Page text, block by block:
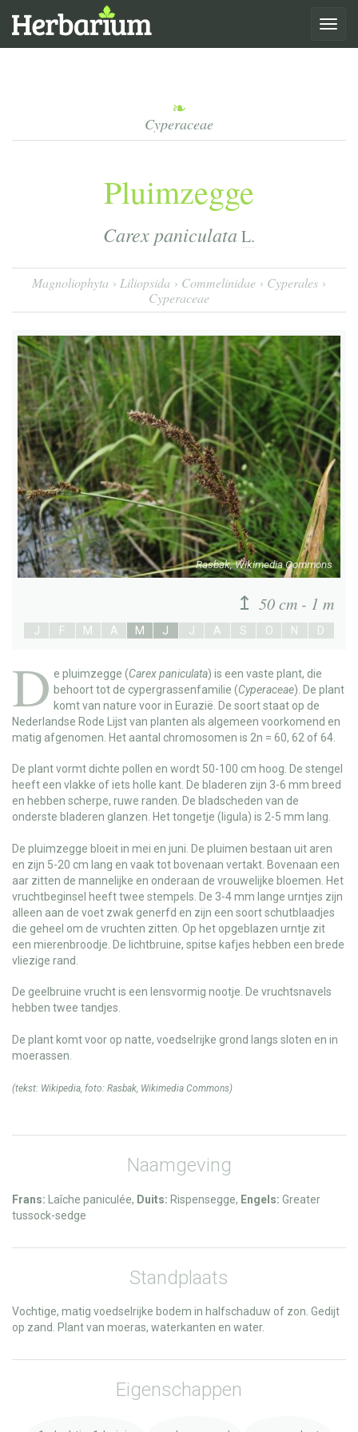
Toggle
Cyperaceae
Pluimzegge
Carex paniculata L.
Magnoliophyta Liliopsida Commelinidae
Cyperales
Cyperaceae
Rasbak, Wikimedia Commons
50 cm - 1 m
J F M A M J J A S O N D
D epluimzegge (Carex paniculata) is een vaste plant, die
behoort tot de cypergrassenfamilie (Cyperaceae). De plant
komt van nature voor in Eurazië. De soort staat op de
Nederlandse Rode Lijst van planten als algemeen voorkomend en
matig afgenomen. Het aantal chromosomen is 2n = 60, 62 of 64.
De plant vormt dichte pollen en wordt 50-100 cm hoog. De stengel
heeft een vlakke of iets holle kant. De bladeren zijn 3-6 mm breed
en hebben scherpe, ruwe randen. De bladscheden van de
onderste bladeren glanzen. Het tongetje (ligula) is 2-5 mm lang.
De pluimzegge bloeit in mei en juni. De pluimen bestaan uit aren
en zijn 5-20 cm lang en vaak tot bovenaan vertakt. Bovenaan een
aar zitten de mannelijke en onderaan de vrouwelijke bloemen. Het
vruchtbeginsel heeft twee stempels. De 3-4 mm lange urntjes zijn
alleen aan de voet zwak generfd en zijn een soort schutblaadjes
die geheel om de vruchten zitten. Op het opgeblazen urntje zit
een mierenbroodje. De lichtbruine, spitse kafjes hebben een brede
vliezige rand.
De geelbruine vrucht is een lensvormig nootje. De vruchtsnavels
hebben twee tandjes.
De plant komt voor op natte, voedselrijke grond langs sloten en in
moerassen.
(tekst: Wikipedia , foto: Rasbak Wikimedia Commons)
Naamgeving
Frans: Laîche paniculée, Duits: Rispensegge, Engels: Greater
tussock-sedge
Standplaats
Vochtige, matig voedselrijke bodem in halfschaduw of zon. Gedijt
op zand. Plant van moeras, waterkanten en water.
Eigenschappen